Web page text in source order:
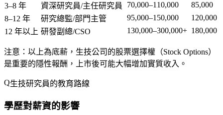
3–8 年
資深研究員/主任研究員 70,000–110,000
85,000
8–12 年
研究總監/部門主管 95,000–150,000
120,000
12 年以上 研發副總/CSO 130,000–300,000+ 180,000
注意 ：以上為底薪，生技公司的股票選擇權（Stock Options）
是重要的隱性報酬，上市後可能大幅增加實質收入。
生技研究員的教育路線
學歷對薪資的影響